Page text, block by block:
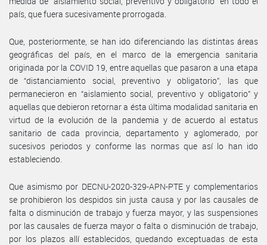
país, que fuera sucesivamente prorrogada.
Que, posteriormente, se han ido diferenciando las distintas áreas
geográficas del país, en el marco de la emergencia sanitaria
originada por la COVID 19, entre aquellas que pasaron a una etapa
de “distanciamiento social, preventivo y obligatorio”, las que
permanecieron en “aislamiento social, preventivo y obligatorio” y
aquellas que debieron retornar a ésta última modalidad sanitaria en
virtud de la evolución de la pandemia y de acuerdo al estatus
sanitario de cada provincia, departamento y aglomerado, por
sucesivos periodos y conforme las normas que así lo han ido
estableciendo.
Que asimismo por DECNU-2020-329-APN-PTE y complementarios
se prohibieron los despidos sin justa causa y por las causales de
falta o disminución de trabajo y fuerza mayor, y las suspensiones
por las causales de fuerza mayor o falta o disminución de trabajo,
por los plazos allí establecidos, quedando exceptuadas de esta